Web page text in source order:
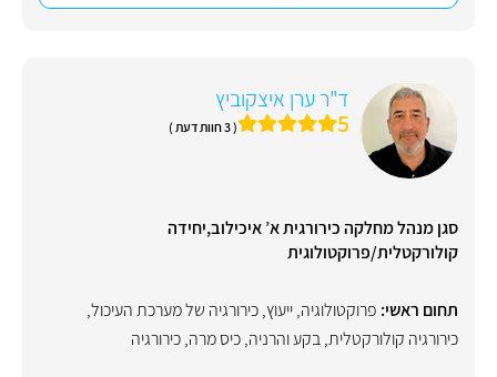
ד"ר ערן איצקוביץ
5 ( 3 חוות דעת )
סגן מנהל מחלקה כירורגית א’ איכילוב,יחידה
קולורקטלית/פרוקטולוגית
תחום ראשי: פרוקטולוגיה,ייעוץ,כירורגיה של מערכת העיכול,
כירורגיה קולורקטלית,בקע והרניה,כיס מרה,כירורגיה